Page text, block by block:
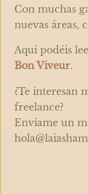
Con muchas
nuevas áreas,
Aquí podéis
Bon Viveur.
¿Te interesan
freelance?
Envíame un